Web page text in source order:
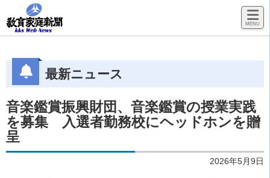
最新ニュース
音楽鑑賞振興財団、音楽鑑賞の授業実践
を募集 入選者勤務校にヘッドホンを贈
呈
2026年5月9日